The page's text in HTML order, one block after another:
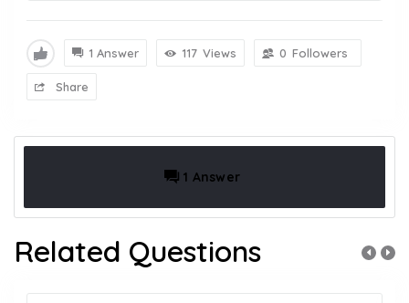
1 Answer 117 Views 0 Followers
Share
1 Answer
Related Questions